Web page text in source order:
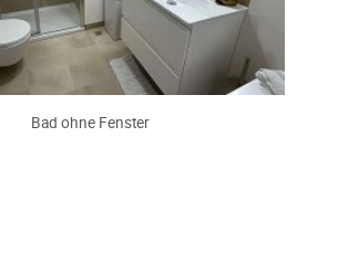
Bad ohne Fenster